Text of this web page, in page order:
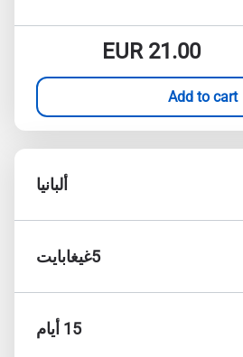
EUR21.00
Add to cart
ألبانيا
5غيغابايت
15 أيام